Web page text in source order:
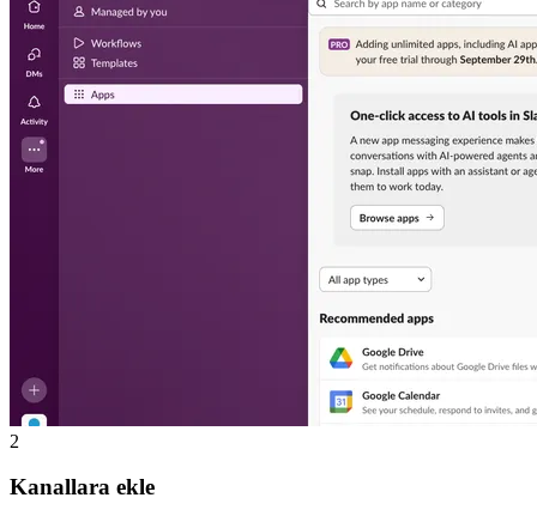
2
Kanallara ekle